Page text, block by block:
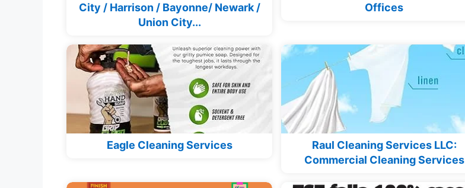
City / Harrison / Bayonne/ Newark /
Union City...
Offices
Eagle Cleaning Services
Raul Cleaning Services LLC:
Commercial Cleaning Services